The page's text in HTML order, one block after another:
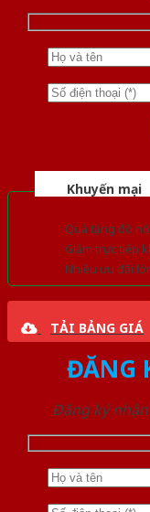
Khuyến mại
Quà tặng đồ
Giảm trực tiếp
Nhiều ưu đãi
TẢI BẢNG GIÁ
ĐĂNG
Đăng ký